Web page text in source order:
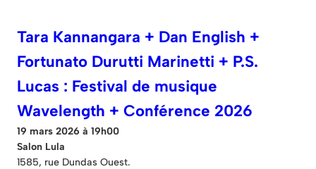
Tara Kannangara + Dan English +
Fortunato Durutti Marinetti + P.S.
Lucas : Festival de musique
Wavelength + Conférence 2026
19 mars 2026 à 19h00
Salon Lula
1585, rue Dundas Ouest.